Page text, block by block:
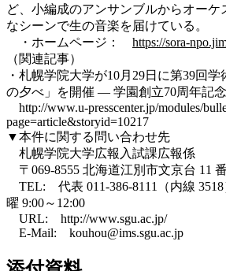
ど、小編成のアンサンブルからオーケ
なシーンで生の音楽を届けている。
・ホームページ： https://sora-
（関連記事）
・札幌学院大学が10月29日に第39回
の夕べ」を開催 — 学園創立70周年記念
http://www.u-presscenter.jp/modules/
page=article&storyid=10217
▼本件に関する問い合わせ先
札幌学院大学広報入試課広報係
〒069-8555 北海道江別市文京台 11
TEL: 代表 011-386-8111（内線 3518
曜 9:00～12:00
URL: http://www.sgu.ac.jp/
E-Mail: kouhou@ims.sgu.ac.jp